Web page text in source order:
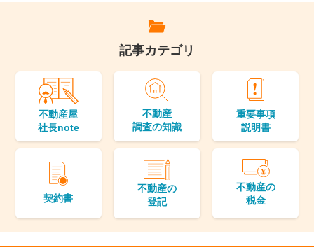
記事カテゴリ
不動産屋
社長note
不動産
調査の知識
重要事項
説明書
契約書
不動産の
登記
不動産の
税金